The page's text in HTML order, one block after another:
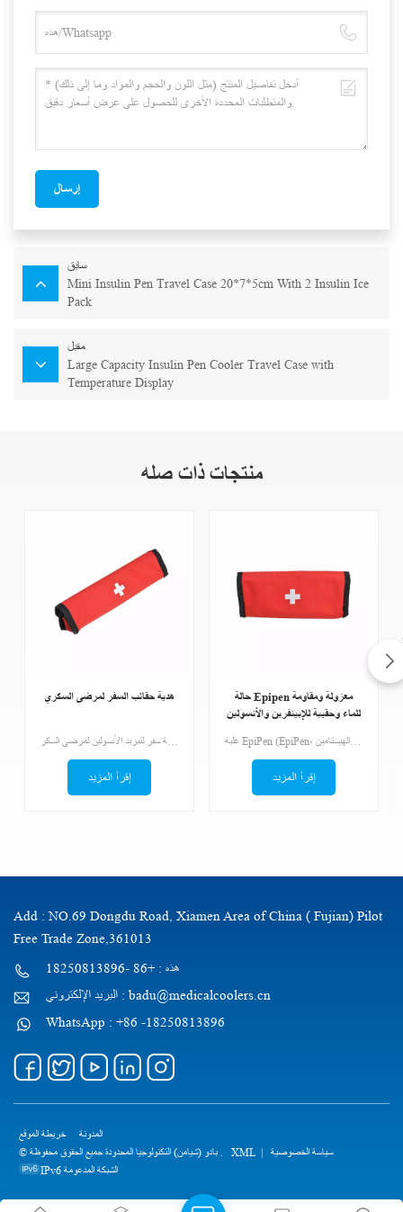
إرسال
سابق
Mini Insulin Pen Travel Case 20*7*5cm With 2 Insulin Ice
Pack
مقبل
Large Capacity Insulin Pen Cooler Travel Case with
Temperature Display
منتجات ذات صله
هدية حقائب السفر لمرضى السكري
حقيبة سفر لتبريد الأنسولين لمرضى السكر
إقرأ المزيد
حالة Epipen معزولة ومقاومة
للماء وحقيبة للإبينفرين والأنسولين
علبة EpiPen (EpiPen، الإبينفرين، قطرات العين، مضادات الهيستامين)تحتوي الحقائب على صليب طبي في المقدمة. يجب أن يكون الشخص الغريب قادرًا على التعرف على الحقيبة بسرعة.
إقرأ المزيد
Add : NO.69 Dongdu Road, Xiamen Area of China ( Fujian) Pilot
Free Trade Zone,361013
هذه : +86 -18250813896
البريد الإلكتروني : badu@medicalcoolers.cn
WhatsApp : +86 -18250813896
خريطة الموقع
المدونة
© بادو (شيامن) التكنولوجيا المحدودة جميع الحقوق محفوظة .
XML | سياسة الخصوصية
IPv6 الشبكة المدعومة